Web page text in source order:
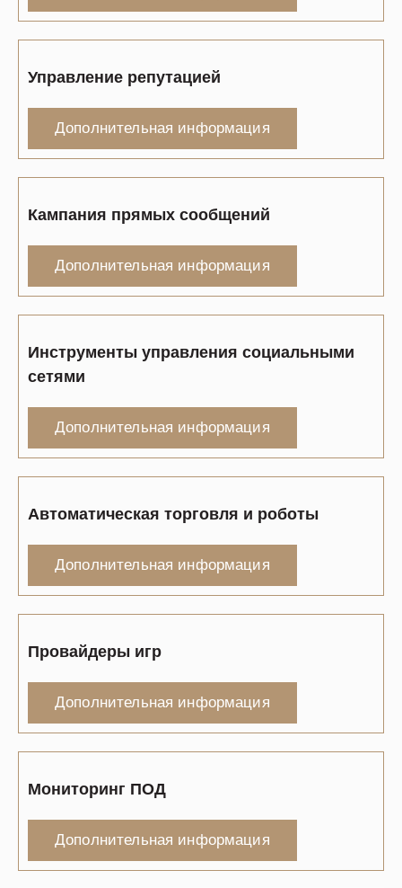
Управление репутацией
Дополнительная информация
Кампания прямых сообщений
Дополнительная информация
Инструменты управления социальными
сетями
Дополнительная информация
Автоматическая торговля и роботы
Дополнительная информация
Провайдеры игр
Дополнительная информация
Мониторинг ПОД
Дополнительная информация